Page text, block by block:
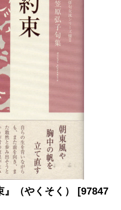
（やくそく）
[97847